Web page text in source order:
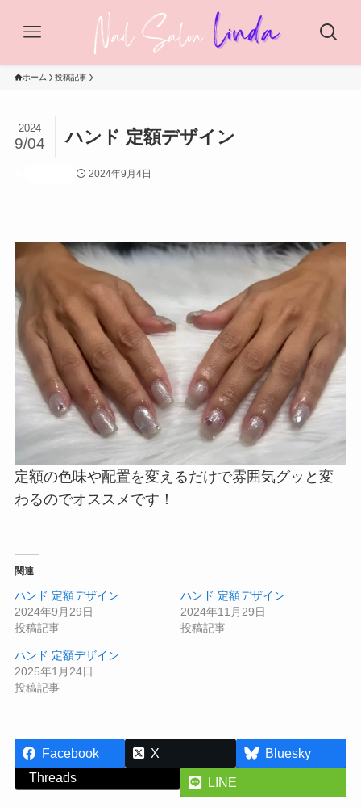
ホーム 投稿記事
ハンド 定額デザイン
2024
9/04
2024年9月4日
定額の色味や配置を変えるだけで雰囲気グッと変
わるのでオススメです！
関連
ハンド 定額デザイン
2024年9月29日
投稿記事
ハンド 定額デザイン
2024年11月29日
投稿記事
ハンド 定額デザイン
2025年1月24日
投稿記事
Facebook X
Bluesky
Threads
LINE